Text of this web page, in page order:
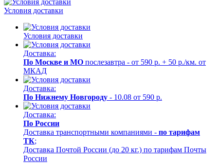
Условия доставки
Условия доставки
Доставка:
По Москве и МО послезавтра - от 590 р. + 50 р./км. от
МКАД
Доставка:
По Нижнему Новгороду - 10.08 от 590 р.
Доставка:
По России
Доставка транспортными компаниями - по тарифам
ТК;
Доставка Почтой России (до 20 кг.) по тарифам Почты
России